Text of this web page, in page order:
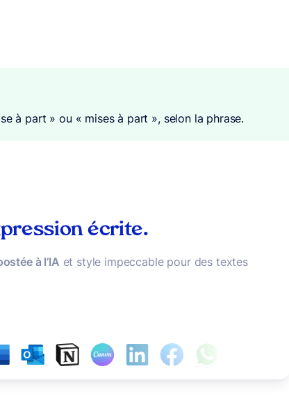
à part » ou « mises à part », selon la phrase.
écrite.
à l’IA et style impeccable pour des textes